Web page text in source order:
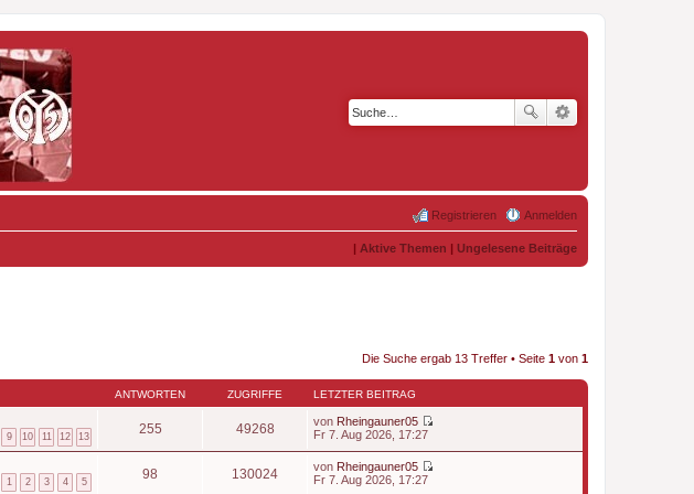
Anmelden
Registrieren
| Aktive Themen | Ungelesene Beiträge
Die Suche ergab 13 Treffer • Seite 1 von 1
ANTWORTEN ZUGRIFFE LETZTER BEITRAG
9 10 11 12 13 255 49268 von Rheingauner05
Fr 7. Aug 2026, 17:27
1 2 3 4 5 98 130024 von Rheingauner05
Fr 7. Aug 2026, 17:27